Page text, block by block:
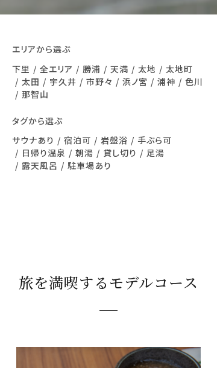
エリアから選ぶ
下里
全エリア 勝浦 天満 太地
太地町
太田
宇久井 市野々 浜ノ宮 浦神
色川
那智山
タグから選ぶ
サウナあり
宿泊可 岩盤浴
手ぶら可
日帰り温泉
朝湯 貸し切り
足湯
露天風呂
駐車場あり
旅を満喫するモデルコース